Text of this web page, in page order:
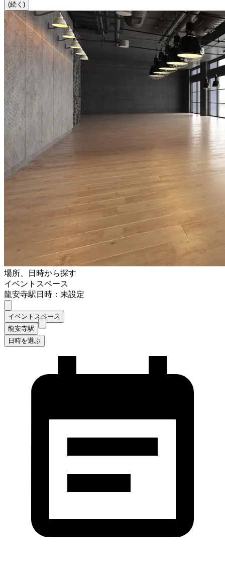
(続く)
場所、日時から探す
イベントスペース
龍安寺駅日時：未設定
イベントスペース
龍安寺駅
日時を選ぶ